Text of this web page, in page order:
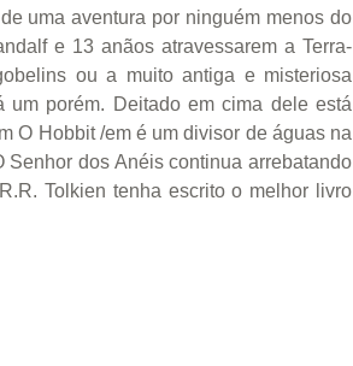
uma aventura por ninguém menos do
e 13 anãos atravessarem a Terra-
ou a muito antiga e misteriosa
um porém. Deitado em cima dele está
O Hobbit /em é um divisor de águas na
dos Anéis continua arrebatando
Tolkien tenha escrito o melhor livro